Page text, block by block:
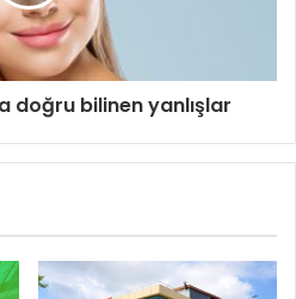
doğru bilinen yanlışlar